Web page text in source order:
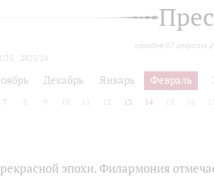
сегодня 07 августа
23
2023/24
Декабрь Январь Февраль
7 8 9 10 12 13 14 15 16
эпохи. Филармония